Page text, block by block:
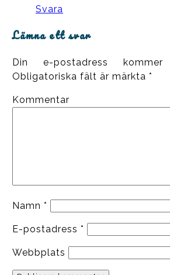
Svara
Lämna ett svar
Din e-postadress
Obligatoriska fält är märkta *
Namn *
E-postadress *
Webbplats